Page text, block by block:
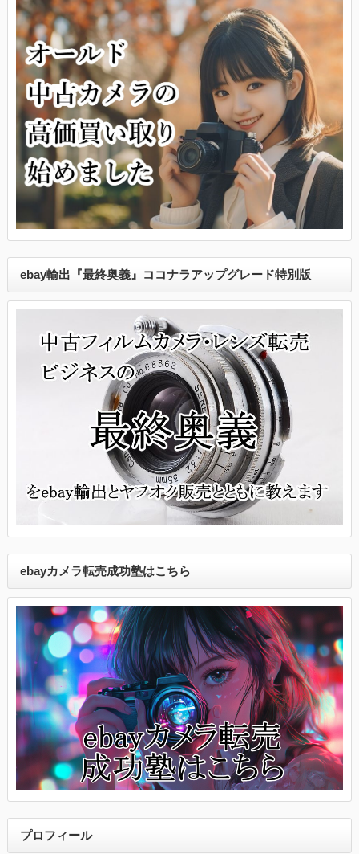
ebay輸出『最終奥義』ココナラアップグレード特別版
ebayカメラ転売成功塾はこちら
プロフィール